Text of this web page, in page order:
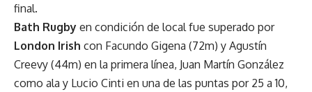
final.
Bath Rugby en condición de local fue superado por
London Irish con Facundo Gigena (72m) y Agustín
Creevy (44m) en la primera línea, Juan Martín González
como ala y Lucio Cinti en una de las puntas por 25 a 10,